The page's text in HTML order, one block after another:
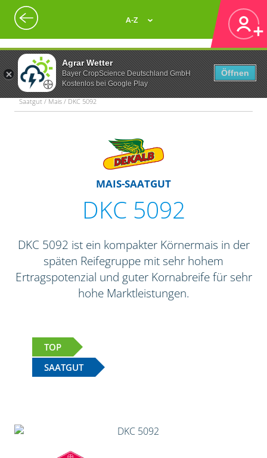
Agrar Wetter
Bayer CropScience Deutschland GmbH
Kostenlos bei Google Play
Öffnen
A-Z
Saatgut / Mais / DKC 5092
MAIS-SAATGUT
DKC 5092
DKC 5092 ist ein kompakter Körnermais in der
späten Reifegruppe mit sehr hohem
Ertragspotenzial und guter Kornabreife für sehr
hohe Marktleistungen.
TOP
SAATGUT